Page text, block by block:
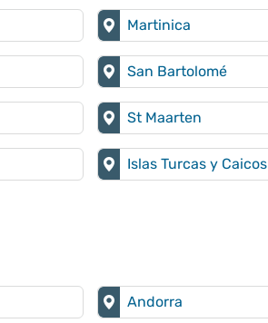
Martinica
San Bartolomé
St Maarten
Islas Turcas y Caicos
Andorra